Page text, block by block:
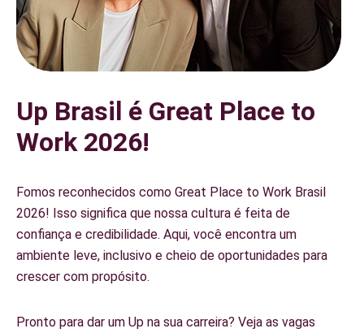
Up Brasil é Great Place to
Work 2026!
Fomos reconhecidos como Great Place to Work Brasil
2026! Isso significa que nossa cultura é feita de
confiança e credibilidade. Aqui, você encontra um
ambiente leve, inclusivo e cheio de oportunidades para
crescer com propósito.
Pronto para dar um Up na sua carreira? Veja as vagas